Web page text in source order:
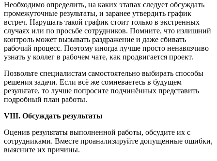
Необходимо определить, на каких этапах следует обсуждать
промежуточные результаты, и заранее утвердить график
встреч. Нарушать такой график стоит только в экстренных
случаях или по просьбе сотрудников. Помните, что излишний
контроль может вызывать раздражение и даже сбивать
рабочий процесс. Поэтому иногда лучше просто ненавязчиво
узнать у коллег в рабочем чате, как продвигается проект.
Позвольте специалистам самостоятельно выбирать способы
решения задачи. Если всё же сомневаетесь в будущем
результате, то лучше попросите подчинённых представить
подробный план работы.
VIII. Обсуждать результаты
Оценив результаты выполненной работы, обсудите их с
сотрудниками. Вместе проанализируйте допущенные ошибки,
выясните их причины.